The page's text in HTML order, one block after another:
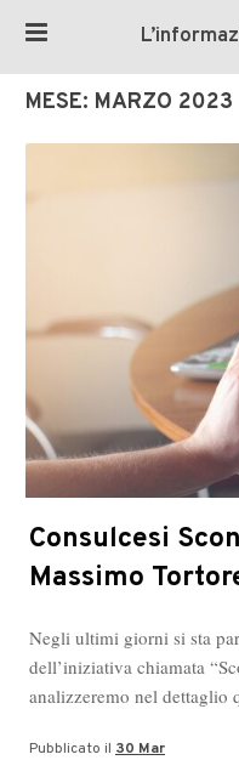
MESE: MARZO 2023
Consulcesi
Massimo
Negli ultimi giorni si sta
dell’iniziativa chiamata
analizzeremo nel
Pubblicato il 30 Mar